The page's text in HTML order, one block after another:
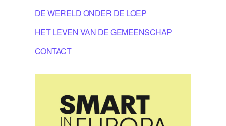
DE WERELD ONDER DE LOEP
HET LEVEN VAN DE GEMEENSCHAP
CONTACT